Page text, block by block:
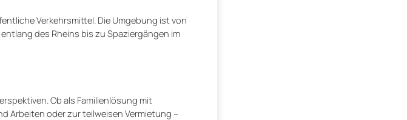
Verkehrsmittel. Die Umgebung ist von
des Rheins bis zu Spaziergängen im
Ob als Familienlösung mit
Arbeiten oder zur teilweisen Vermietung –